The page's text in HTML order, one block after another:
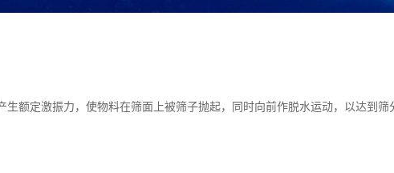
额定激振力，使物料在筛面上被筛子抛起，同时向前作脱水运动，以达到筛